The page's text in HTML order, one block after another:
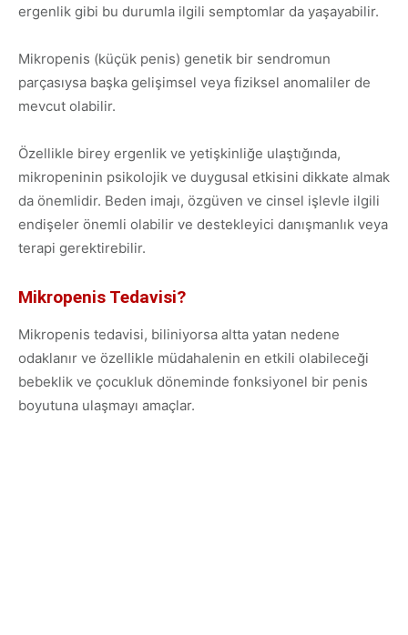
ergenlik gibi bu durumla ilgili semptomlar da yaşayabilir.
Mikropenis (küçük penis) genetik bir sendromun
parçasıysa başka gelişimsel veya fiziksel anomaliler de
mevcut olabilir.
Özellikle birey ergenlik ve yetişkinliğe ulaştığında,
mikropeninin psikolojik ve duygusal etkisini dikkate almak
da önemlidir. Beden imajı, özgüven ve cinsel işlevle ilgili
endişeler önemli olabilir ve destekleyici danışmanlık veya
terapi gerektirebilir.
Mikropenis Tedavisi?
Mikropenis tedavisi, biliniyorsa altta yatan nedene
odaklanır ve özellikle müdahalenin en etkili olabileceği
bebeklik ve çocukluk döneminde fonksiyonel bir penis
boyutuna ulaşmayı amaçlar.